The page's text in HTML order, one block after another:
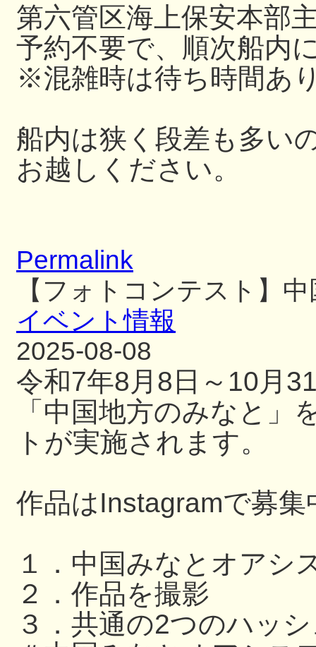
第六管区海上保安本部
予約不要で、順次船内
※混雑時は待ち時間あ
船内は狭く段差も多い
お越しください。
Permalink
【フォトコンテスト】
イベント情報
2025-08-08
令和7年8月8日～10月
「中国地方のみなと
トが実施されます。
作品はInstagramで募集
１．中国みなとオアシ
２．作品を撮影
３．共通の2つのハッ